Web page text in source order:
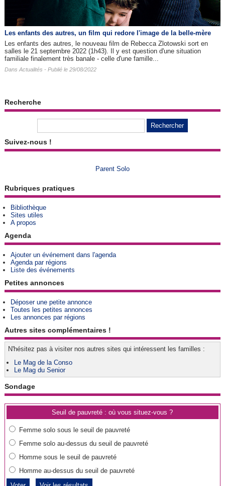
Les enfants des autres​, un film qui redore l'image de la belle-mère
Les enfants des autres, le nouveau film de Rebecca Zlotowski sort en
salles le 21 septembre 2022 (1h43). Il y est question d'une situation
familiale finalement très banale - celle d'une famille...
Dans Actualités - Publié le 29/08/2022
Recherche
Suivez-nous !
Parent Solo
Rubriques pratiques
Bibliothèque
Sites utiles
A propos
Agenda
Ajouter un événement dans l'agenda
Agenda par régions
Liste des événements
Petites annonces
Déposer une petite annonce
Toutes les petites annonces
Les annonces par régions
Autres sites complémentaires !
N'hésitez pas à visiter nos autres sites qui intéressent les familles :
Le Mag de la Conso
Le Mag du Senior
Sondage
Seuil de pauvreté : où vous situez-vous ?
Femme solo sous le seuil de pauvreté
Femme solo au-dessus du seuil de pauvreté
Homme sous le seuil de pauvreté
Homme au-dessus du seuil de pauvreté